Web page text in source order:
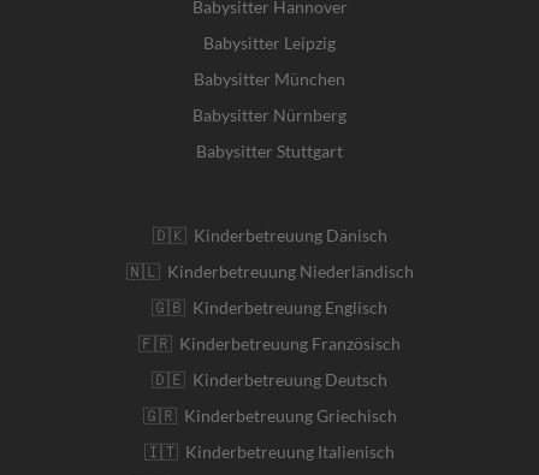
Babysitter Hannover
Babysitter Leipzig
Babysitter München
Babysitter Nürnberg
Babysitter Stuttgart
🇩🇰 Kinderbetreuung Dänisch
🇳🇱 Kinderbetreuung Niederländisch
🇬🇧 Kinderbetreuung Englisch
🇫🇷 Kinderbetreuung Französisch
🇩🇪 Kinderbetreuung Deutsch
🇬🇷 Kinderbetreuung Griechisch
🇮🇹 Kinderbetreuung Italienisch